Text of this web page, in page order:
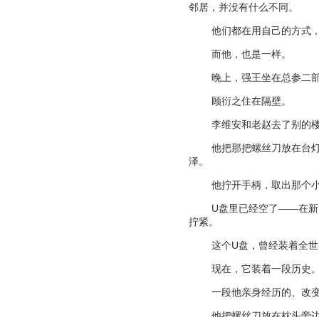
邻居，并没有什么不同。
他们都在用自己的方式
而他，也是一样。
晚上，强王坐在总参二
顾衍之住在隔壁。
李维安和老赵去了别的
他把那把螺丝刀放在台
泽。
他拧开手柄，取出那个
U盘里已经空了——在
拧紧。
这个U盘，曾经装着全
现在，它装着一段历史
一段他亲身经历的、改